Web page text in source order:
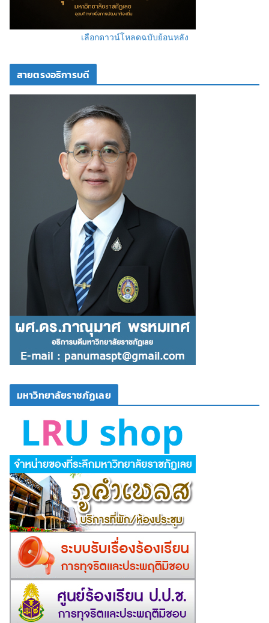
เลือกดาวน์โหลดฉบับย้อนหลัง
สายตรงอธิการบดี
มหาวิทยาลัยราชภัฏเลย